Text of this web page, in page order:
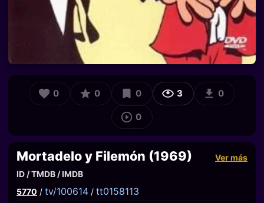
0 0 0 3 0
0
Mortadelo y Filemón (1969)
Ver más
ID / TMDB / IMDB
5770 / tv/100614 / tt0158113